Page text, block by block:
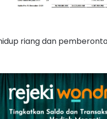
riang dan